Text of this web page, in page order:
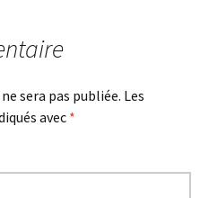
sera pas publiée. Les
avec *